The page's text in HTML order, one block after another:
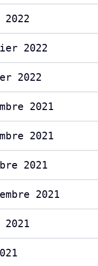
2022
2022
2021
2021
2021
2021